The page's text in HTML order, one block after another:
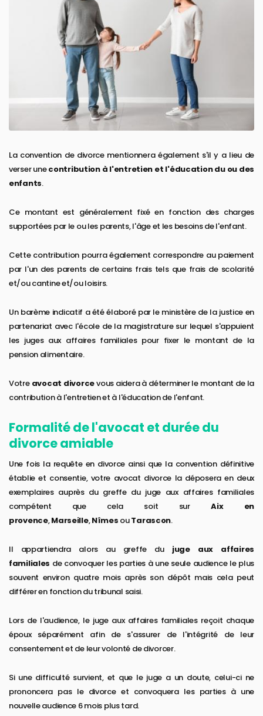
La convention de divorce mentionnera également s'il y a lieu de
verser unecontribution à l'entretien et l'éducation du ou des
enfants.
Ce montant est généralement fixé en fonction des charges
supportées par le ou les parents, l'âge et les besoins de l'enfant.
Cette contribution pourra également correspondre au paiement
par l'un des parents de certains frais tels que frais de scolarité
et/ou cantine et/ou loisirs.
Un barème indicatif a été élaboré par le ministère de la justice en
partenariat avec l'école de la magistrature sur lequel s'appuient
les juges aux affaires familiales pour fixer le montant de la
pension alimentaire.
Votre avocat divorcevous aidera à déterminer le montant de la
contribution à l'entretien et à l'éducation de l'enfant.
Formalité de l'avocat et durée du
divorce amiable
Une fois la requête en divorce ainsi que la convention définitive
établie et consentie, votre avocat divorce la déposera en deux
exemplaires auprès du greffe du juge aux affaires familiales
compétent que cela soit surAix en
provence,Marseille,Nîmes ouTarascon.
Il appartiendra alors au greffe du juge aux affaires
familiales de convoquer les parties à une seule audience le plus
souvent environ quatre mois après son dépôt mais cela peut
différer en fonction du tribunal saisi.
Lors de l'audience, le juge aux affaires familiales reçoit chaque
époux séparément afin de s'assurer de l'intégrité de leur
consentement et de leur volonté de divorcer.
Si une difficulté survient, et que le juge a un doute, celui-ci ne
prononcera pas le divorce et convoquera les parties à une
nouvelle audience 6 mois plus tard.